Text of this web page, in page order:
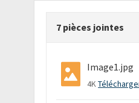
7 pièces jointes
Image1.jpg
4K